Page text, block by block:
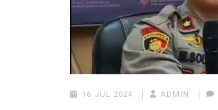
16 JUL 2024 ADMIN